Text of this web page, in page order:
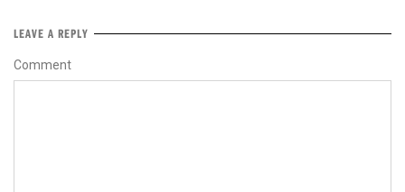
LEAVE A REPLY
Comment